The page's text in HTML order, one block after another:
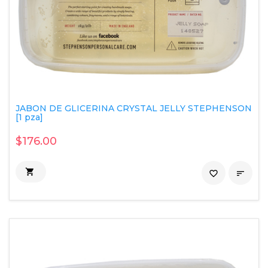
JABON DE GLICERINA CRYSTAL JELLY STEPHENSON
[1 pza]
$176.00
 
favorite_border